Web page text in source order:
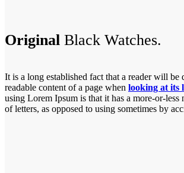
Original Black Watches.
It is a long established fact that a reader will be
readable content of a page when looking at its
using Lorem Ipsum is that it has a more-or-less
of letters, as opposed to using sometimes by